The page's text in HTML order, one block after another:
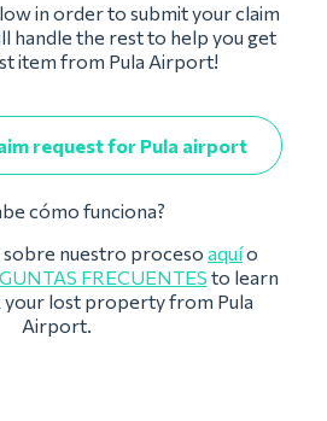
in order to submit your claim
handle the rest to help you get
item from Pula Airport!
request for Pula airport
cómo funciona?
nuestro proceso aquío
FRECUENTES to learn
your lost property from Pula
Airport.